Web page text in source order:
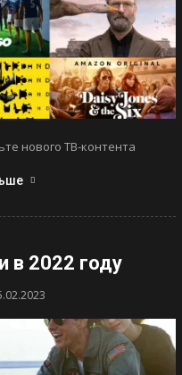
нового ТВ-контента
в 2022 году